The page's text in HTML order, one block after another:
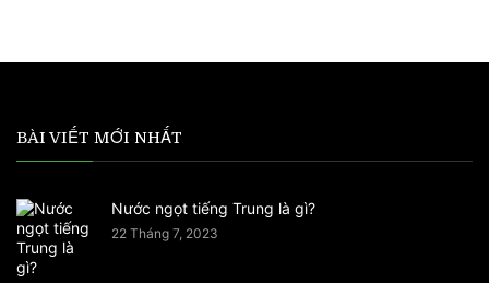
BÀI VIẾT MỚI NHẤT
Nước ngọt tiếng Trung là gì?
22 Tháng 7, 2023